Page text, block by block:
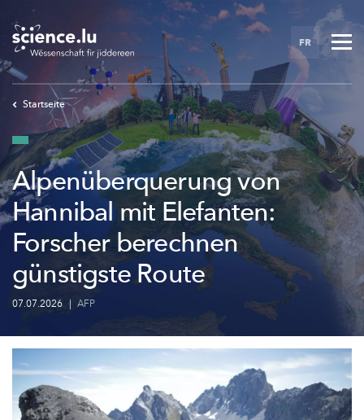
main
content
FR
Startseite
Alpenüberquerung von
Hannibal mit Elefanten:
Forscher berechnen
günstigste Route
07.07.2026 | AFP